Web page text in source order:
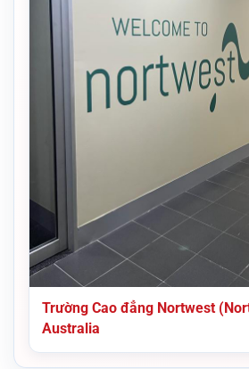
Trường Cao đẳng Nortwest
Australia